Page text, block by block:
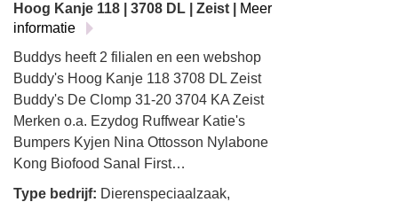
Hoog Kanje 118 | 3708 DL | Zeist |
Meer
informatie
Buddys heeft 2 filialen en een webshop
Buddy's Hoog Kanje 118 3708 DL Zeist
Buddy's De Clomp 31-20 3704 KA Zeist
Merken o.a. Ezydog Ruffwear Katie's
Bumpers Kyjen Nina Ottosson Nylabone
Kong Biofood Sanal First…
Type bedrijf: Dierenspeciaalzaak,